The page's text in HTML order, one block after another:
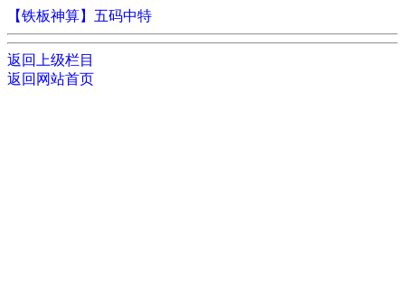
【铁板神算】五码中特
返回上级栏目
返回网站首页